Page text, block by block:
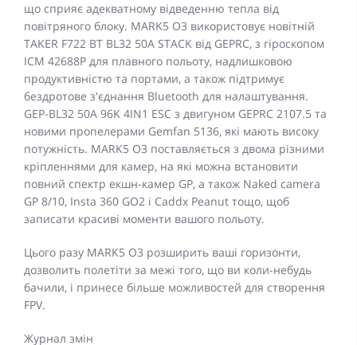
що сприяє адекватному відведенню тепла від
повітряного блоку. MARK5 O3 використовує новітній
TAKER F722 BT BL32 50A STACK від GEPRC, з гіроскопом
ICM 42688P для плавного польоту, надлишковою
продуктивністю та портами, а також підтримує
бездротове з'єднання Bluetooth для налаштування.
GEP-BL32 50A 96K 4IN1 ESC з двигуном GEPRC 2107.5 та
новими пропелерами Gemfan 5136, які мають високу
потужність. MARK5 O3 поставляється з двома різними
кріпленнями для камер, на які можна встановити
повний спектр екшн-камер GP, а також Naked camera
GP 8/10, Insta 360 GO2 і Caddx Peanut тощо, щоб
записати красиві моменти вашого польоту.
Цього разу MARK5 O3 розширить ваші горизонти,
дозволить полетіти за межі того, що ви коли-небудь
бачили, і принесе більше можливостей для створення
FPV.
Журнал змін